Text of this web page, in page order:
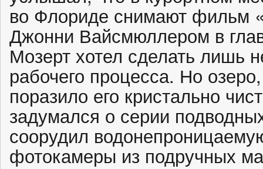
во Флориде снимают фильм
Джонни Вайсмюллером в
Мозерт хотел сделать лишь
рабочего процесса. Но
поразило его кристально
задумался о серии
соорудил
фотокамеры из подручных